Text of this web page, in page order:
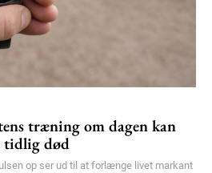
træning om dagen kan
tidlig død
op ser ud til at forlænge livet markant